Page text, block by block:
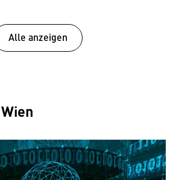
und Serviceunternehmungen,
Alle anzeigen